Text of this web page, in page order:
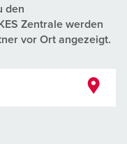
den
Zentrale werden
vor Ort angezeigt.